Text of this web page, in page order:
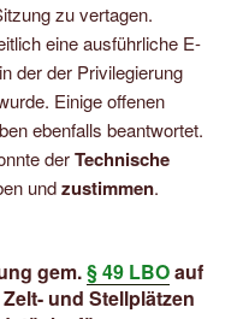
zu vertagen.
eine ausführliche E-
der der Privilegierung
Einige offenen
ebenfalls beantwortet.
derTechnische
undzustimmen.
gem.§ 49 LBOauf
und Stellplätzen